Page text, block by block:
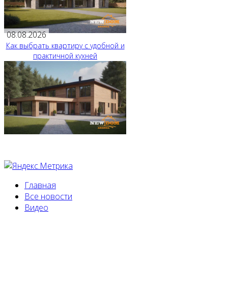
08.08.2026
Как выбрать квартиру с удобной и
практичной кухней
Главная
Все новости
Видео